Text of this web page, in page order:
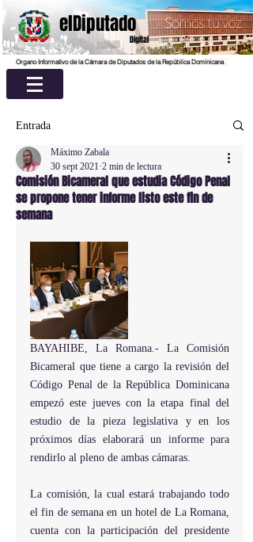
elDiputado
Digital
Organo Informativo de la Cámara de Diputados de la República Dominicana
Entrada
Comisión Bicameral que estudia Código Penal
se propone tener informe listo este fin de
semana
Máximo Zabala
30 sept 2021 2 min de lectura
BAYAHIBE, La Romana.- La Comisión
Bicameral que tiene a cargo la revisión del
Código Penal de la República Dominicana
empezó este jueves con la etapa final del
estudio de la pieza legislativa y en los
próximos días elaborará un informe para
rendirlo al pleno de ambas cámaras.
La comisión, la cual estará trabajando todo
el fin de semana en un hotel de La Romana,
cuenta con la participación del presidente